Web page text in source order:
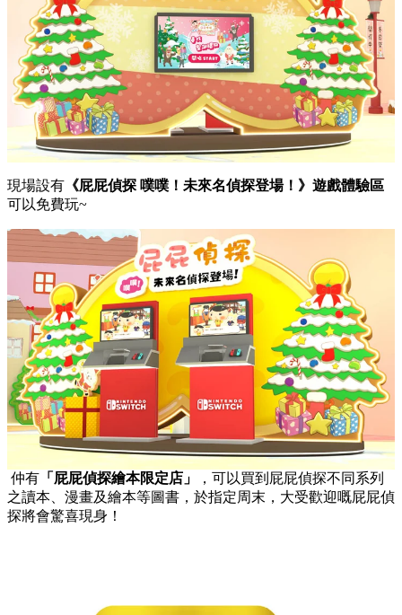
現場設有 《屁屁偵探 噗噗！未來名偵探登場！》遊戲體驗區
可以免費玩~
仲有 「屁屁偵探繪本限定店」
，可以買到屁屁偵探不同系列
之讀本、漫畫及繪本等圖書，於指定周末，大受歡迎嘅屁屁偵
探將會驚喜現身！